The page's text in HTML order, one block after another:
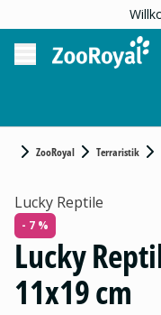
ZooRoyal Terraristik
Lucky Reptile
- 7 %
Lucky
11x19 cm